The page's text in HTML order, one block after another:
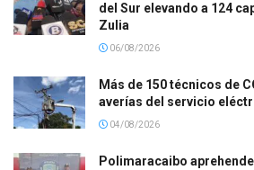
del Sur elevando a 124
Zulia
06/08/2026
Más de 150 técnicos de
averías del servicio
04/08/2026
Polimaracaibo